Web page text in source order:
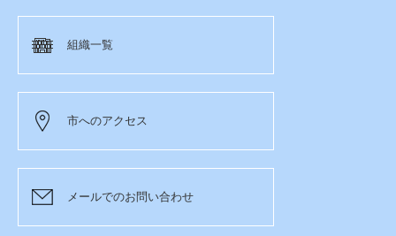
組織一覧
市へのアクセス
メールでのお問い合わせ